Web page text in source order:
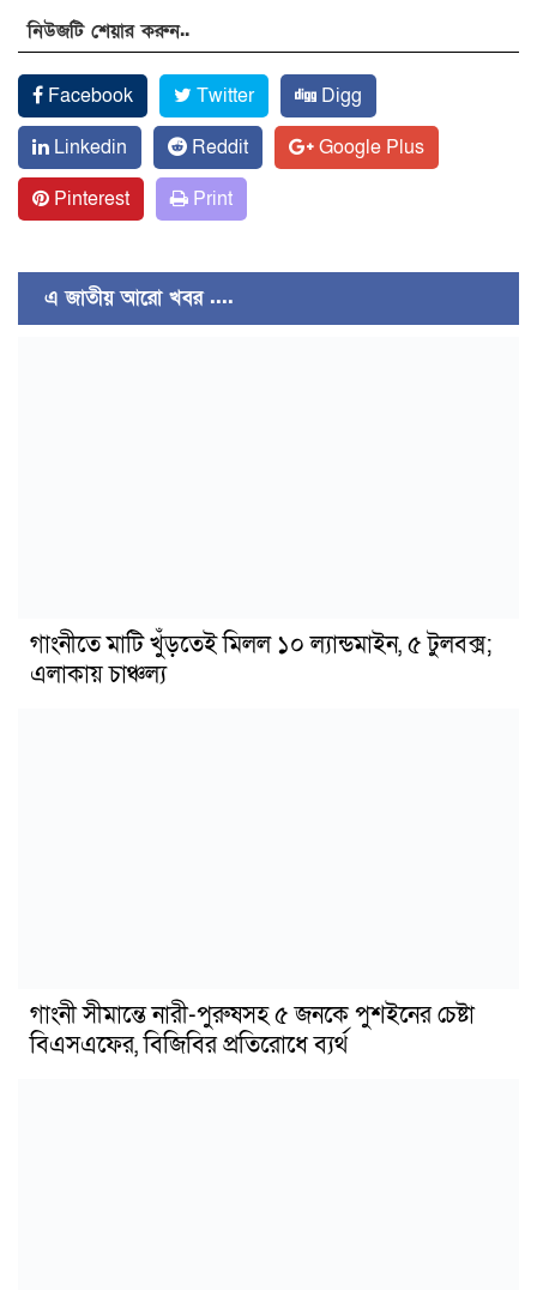
নিউজটি শেয়ার করুন..
Facebook Twitter
Digg
Linkedin
Reddit
Google Plus
Pinterest
Print
এ জাতীয় আরো খবর ....
গাংনীতে মাটি খুঁড়তেই মিলল ১০ ল্যান্ডমাইন, ৫ টুলবক্স;
এলাকায় চাঞ্চল্য
গাংনী সীমান্তে নারী-পুরুষসহ ৫ জনকে পুশইনের চেষ্টা
বিএসএফের, বিজিবির প্রতিরোধে ব্যর্থ